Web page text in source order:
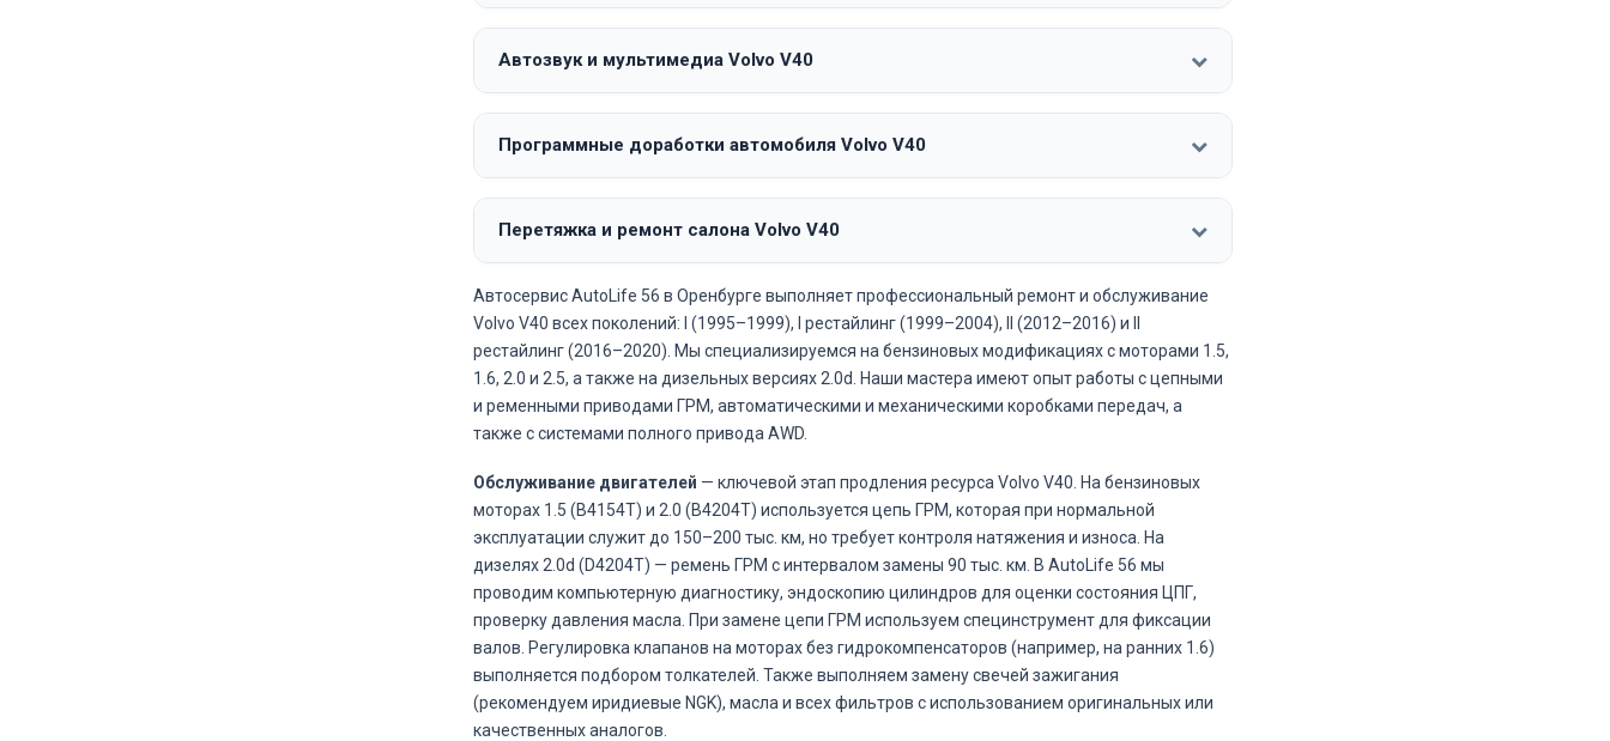
Автозвук и мультимедиа Volvo V40
Программные доработки автомобиля Volvo V40
Перетяжка и ремонт салона Volvo V40
Автосервис AutoLife 56 в Оренбурге выполняет профессиональный ремонт и обслуживание
Volvo V40 всех поколений: I (1995–1999), I рестайлинг (1999–2004), II (2012–2016) и II
рестайлинг (2016–2020). Мы специализируемся на бензиновых модификациях с моторами 1.5,
1.6, 2.0 и 2.5, а также на дизельных версиях 2.0d. Наши мастера имеют опыт работы с цепными
и ременными приводами ГРМ, автоматическими и механическими коробками передач, а
также с системами полного привода AWD.
Обслуживание двигателей — ключевой этап продления ресурса Volvo V40. На бензиновых
моторах 1.5 (B4154T) и 2.0 (B4204T) используется цепь ГРМ, которая при нормальной
эксплуатации служит до 150–200 тыс. км, но требует контроля натяжения и износа. На
дизелях 2.0d (D4204T) — ремень ГРМ с интервалом замены 90 тыс. км. В AutoLife 56 мы
проводим компьютерную диагностику, эндоскопию цилиндров для оценки состояния ЦПГ,
проверку давления масла. При замене цепи ГРМ используем специнструмент для фиксации
валов. Регулировка клапанов на моторах без гидрокомпенсаторов (например, на ранних 1.6)
выполняется подбором толкателей. Также выполняем замену свечей зажигания
(рекомендуем иридиевые NGK), масла и всех фильтров с использованием оригинальных или
качественных аналогов.